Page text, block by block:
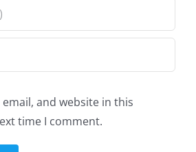
email, and website in this
time I comment.